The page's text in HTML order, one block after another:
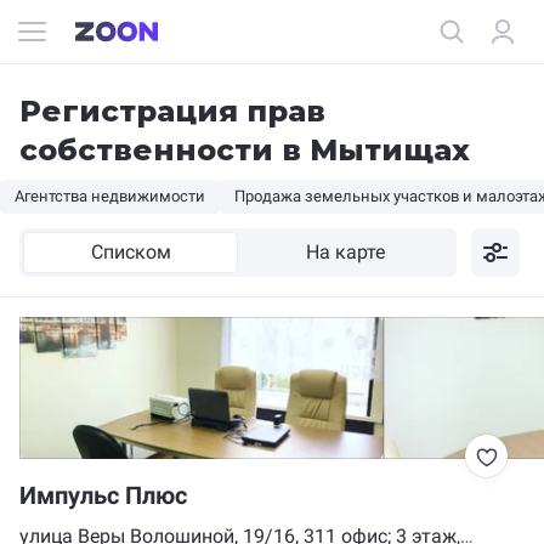
Регистрация прав
собственности в Мытищах
Агентства недвижимости Продажа земельных участков и
Списком На карте
Импульс Плюс
улица Веры Волошиной, 19/16, 311 офис; 3 этаж,